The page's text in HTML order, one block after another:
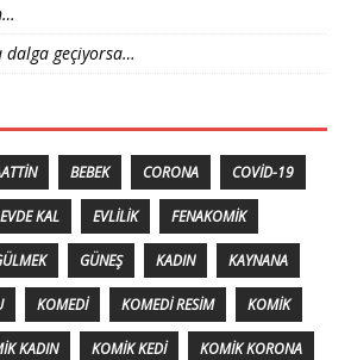
geçiyorsa…
BEBEK CORONA COVID-19
EVDE KAL EVLILIK FENAKOMIK
GÜNEŞ KADIN KAYNANA
KOMEDI KOMEDI RESIM KOMIK
KADIN KOMIK KEDI KOMIK KORONA